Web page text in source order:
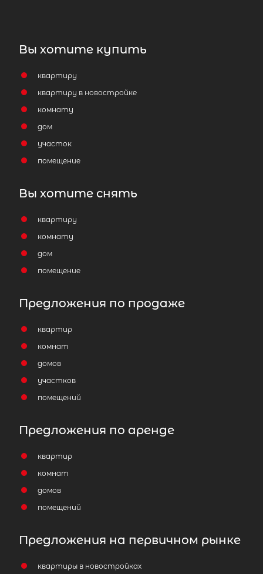
Вы хотите купить
квартиру
квартиру в новостройке
комнату
дом
участок
помещение
Вы хотите снять
квартиру
комнату
дом
помещение
Предложения по продаже
квартир
комнат
домов
участков
помещений
Предложения по аренде
квартир
комнат
домов
помещений
Предложения на первичном рынке
квартиры в новостройках